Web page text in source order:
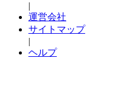
|
運営会社
サイトマップ
|
ヘルプ